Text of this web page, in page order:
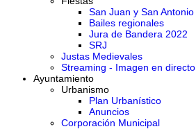
San Juan y San Antonio
Bailes regionales
Jura de Bandera 2022
SRJ
Justas Medievales
Streaming - Imagen en directo
Ayuntamiento
Urbanismo
Plan Urbanístico
Anuncios
Corporación Municipal